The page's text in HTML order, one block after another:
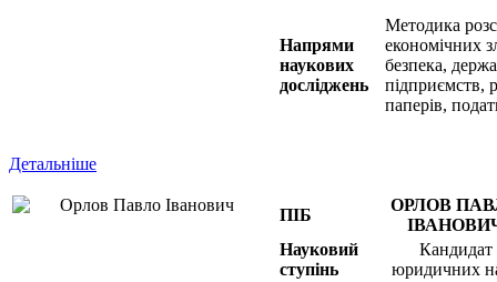
Напрями
наукових
досліджень
Методика
економічних
безпека,
підприємств,
паперів,
Детальніше
ПІБ
ОРЛОВ
Науковий
ступінь
Кандидат
юридичних